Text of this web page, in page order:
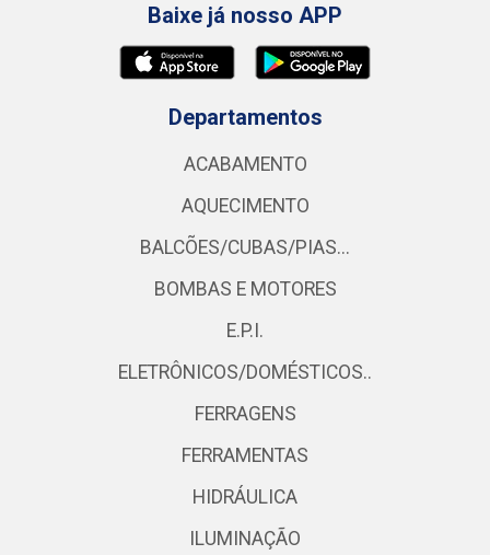
Baixe já nosso APP
Departamentos
ACABAMENTO
AQUECIMENTO
BALCÕES/CUBAS/PIAS...
BOMBAS E MOTORES
E.P.I.
ELETRÔNICOS/DOMÉSTICOS..
FERRAGENS
FERRAMENTAS
HIDRÁULICA
ILUMINAÇÃO